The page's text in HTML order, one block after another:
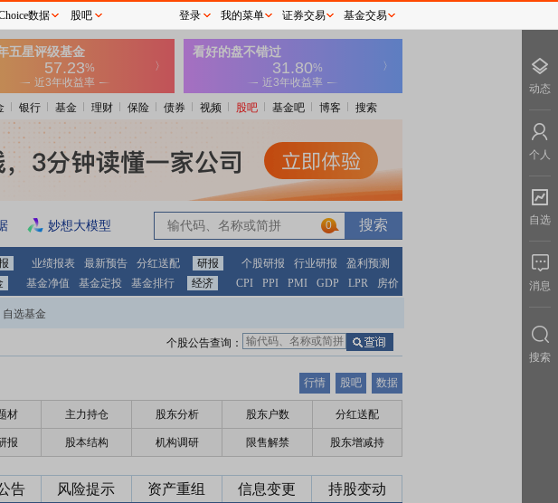
银行 基金 理财 保险 债券 视频 股吧 基金吧 博客 搜索
妙想大模型 0
业绩报表 最新预告 分红送配 研报 个股研报 行业研报
盈利预测
基金净值 基金定投 基金排行 经济 CPI PPI PMI GDP LPR 房价
自选基金
个股公告查询：
行情 股吧 数据
材 主力持仓 股东分析 股东户数 分红送配
报 股本结构 机构调研 限售解禁 股东增减持
告 风险提示 资产重组 信息变更 持股变动
数据 股吧 登录 我的菜单 证券交易 基金交易
动态
个人
自选
消息
搜索